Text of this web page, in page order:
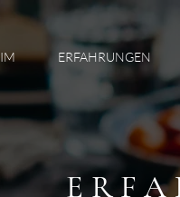
ERFAHRUNGEN